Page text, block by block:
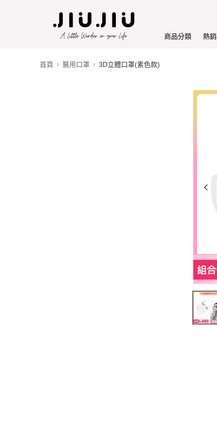
商品分類 熱
首頁 醫用口罩 3D立體口罩(素色款)